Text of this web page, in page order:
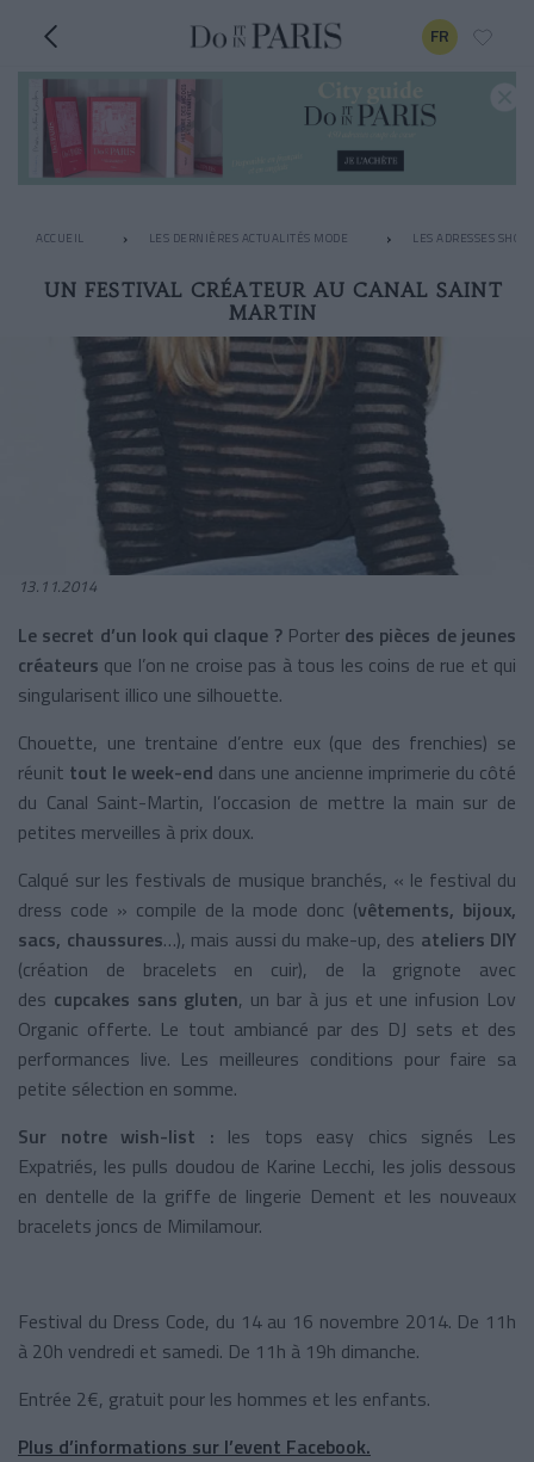
FR
ACCUEIL LES DERNIÈRES ACTUALITÉS MODE LES ADRESSES
UN FESTIVAL CRÉATEUR AU CANAL SAINT
MARTIN
13.11.2014
Le secret d’un look qui claque ?Porter des pièces de jeunes
créateurs que l’on ne croise pas à tous les coins de rue et qui
singularisent illico une silhouette.
Chouette, une trentaine d’entre eux (que des frenchies) se
réunit tout le week-end dans une ancienne imprimerie du côté
du Canal Saint-Martin, l’occasion de mettre la main sur de
petites merveilles à prix doux.
Calqué sur les festivals de musique branchés, « le festival du
dress code » compile de la mode donc (vêtements, bijoux,
sacs, chaussures…), mais aussi du make-up, des ateliers DIY
(création de bracelets en cuir), de la grignote avec
des cupcakes sans gluten, un bar à jus et une infusion Lov
Organic offerte. Le tout ambiancé par des DJ sets et des
performances live. Les meilleures conditions pour faire sa
petite sélection en somme.
Sur notre wish-list : les tops easy chics signés Les
Expatriés, les pulls doudou de Karine Lecchi, les jolis dessous
en dentelle de la griffe de lingerie Dement et les nouveaux
bracelets joncs de Mimilamour.
Festival du Dress Code, du 14 au 16 novembre 2014. De 11h
à 20h vendredi et samedi. De 11h à 19h dimanche.
Entrée 2€, gratuit pour les hommes et les enfants.
Plus d’informations sur l’event Facebook.